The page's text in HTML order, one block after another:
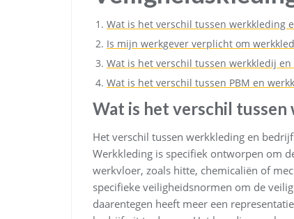
Wat is het verschil tussen werkkleding
Is mijn werkgever verplicht om
Wat is het verschil tussen werkkledij
Wat is het verschil tussen PBM en
Wat is het verschil
Het verschil tussen werkkleding en
Werkkleding is specifiek ontworpen om
werkvloer, zoals hitte, chemicaliën of
specifieke veiligheidsnormen om de
daarentegen heeft meer een